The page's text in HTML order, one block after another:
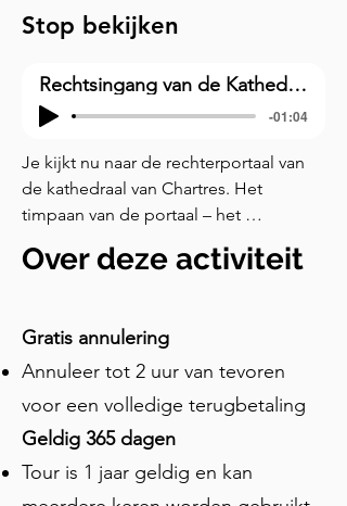
Stop bekijken
Rechtsingang van de Kathedraal van Chartres
-01:04
Je kijkt nu naar de rechterportaal van
de kathedraal van Chartres. Het
timpaan van de portaal – het
deur – is gewijd aan een zeer
afgebeeld, staat centraal in het idee
van een goddelijke aanwezigheid die
de mensenwereld binnentreedt. Laten
we onze reis beginnen aan de
onderkant, op de latei, die horizontale
stenen band. Helemaal links, kijk goed
en je ziet een gevleugelde figuur naast
Over deze activiteit
Gratis annulering
Annuleer tot 2 uur van tevoren
voor een volledige terugbetaling
Geldig 365 dagen
Tour is 1 jaar geldig en kan